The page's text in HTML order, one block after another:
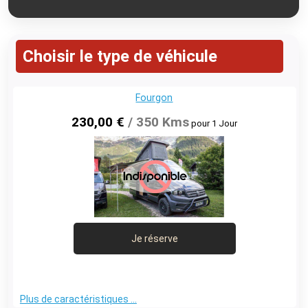
Choisir le type de véhicule
Fourgon
230,00 € / 350 Kms pour 1 Jour
Je réserve
Plus de caractéristiques ...